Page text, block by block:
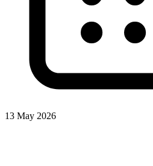
13 May 2026